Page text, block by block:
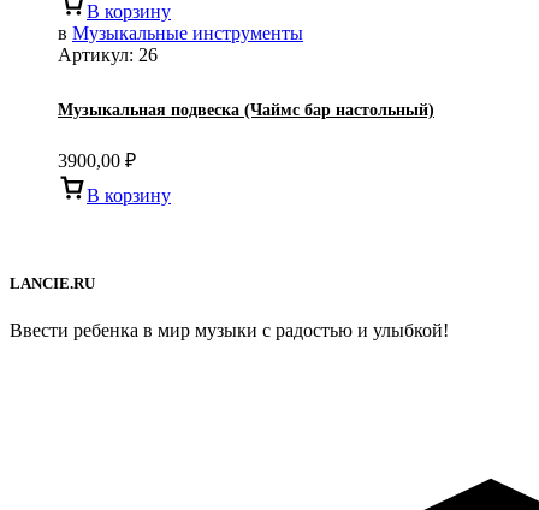
В корзину
в Музыкальные инструменты
Артикул: 26
Музыкальная подвеска (Чаймс бар настольный)
3900,00 ₽
В корзину
LANCIE.RU
Ввести ребенка в мир музыки с радостью и улыбкой!